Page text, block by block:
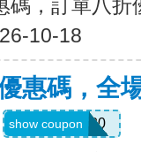
碼，訂單八折
10-18
惠碼，全
SALE20
show coupon